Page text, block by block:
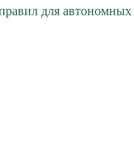
для автономных